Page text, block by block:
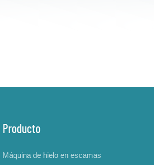
Producto
Máquina de hielo en escamas